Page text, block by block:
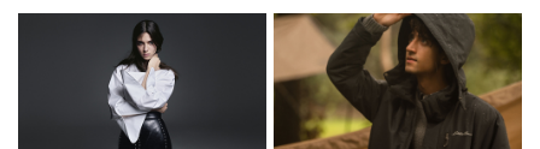
レンドアイテムまで豊富なランナッ
プを取り揃えます。
いまの気分で、もっと自由に。GU
は、自由。